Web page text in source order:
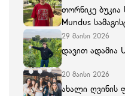
თორნიკე ბუკია
Mundus
29 მაისი 2026
დავით ადამია
20 მაისი 2026
ახალი ღვინის